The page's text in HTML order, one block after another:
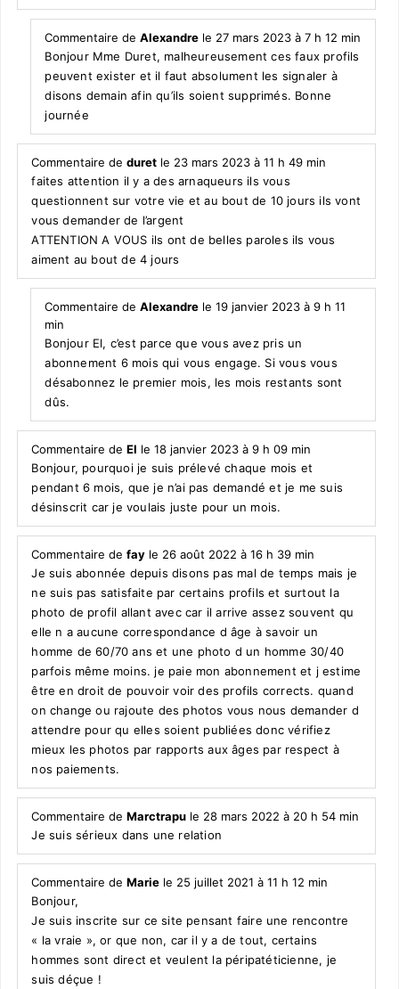
Commentaire deAlexandre le 27 mars 2023 à 7 h 12 min
Bonjour Mme Duret, malheureusement ces faux profils
peuvent exister et il faut absolument les signaler à
disons demain afin qu’ils soient supprimés. Bonne
journée
Commentaire deduret le 23 mars 2023 à 11 h 49 min
faites attention il y a des arnaqueurs ils vous
questionnent sur votre vie et au bout de 10 jours ils vont
vous demander de l’argent
ATTENTION A VOUS ils ont de belles paroles ils vous
aiment au bout de 4 jours
Commentaire deAlexandre le 19 janvier 2023 à 9 h 11
min
Bonjour El, c’est parce que vous avez pris un
abonnement 6 mois qui vous engage. Si vous vous
désabonnez le premier mois, les mois restants sont
dûs.
Commentaire deEl le 18 janvier 2023 à 9 h 09 min
Bonjour, pourquoi je suis prélevé chaque mois et
pendant 6 mois, que je n’ai pas demandé et je me suis
désinscrit car je voulais juste pour un mois.
Commentaire defay le 26 août 2022 à 16 h 39 min
Je suis abonnée depuis disons pas mal de temps mais je
ne suis pas satisfaite par certains profils et surtout la
photo de profil allant avec car il arrive assez souvent qu
elle n a aucune correspondance d âge à savoir un
homme de 60/70 ans et une photo d un homme 30/40
parfois même moins. je paie mon abonnement et j estime
être en droit de pouvoir voir des profils corrects. quand
on change ou rajoute des photos vous nous demander d
attendre pour qu elles soient publiées donc vérifiez
mieux les photos par rapports aux âges par respect à
nos paiements.
Commentaire deMarctrapu le 28 mars 2022 à 20 h 54 min
Je suis sérieux dans une relation
Commentaire deMarie le 25 juillet 2021 à 11 h 12 min
Bonjour,
Je suis inscrite sur ce site pensant faire une rencontre
« la vraie », or que non, car il y a de tout, certains
hommes sont direct et veulent la péripatéticienne, je
suis déçue !